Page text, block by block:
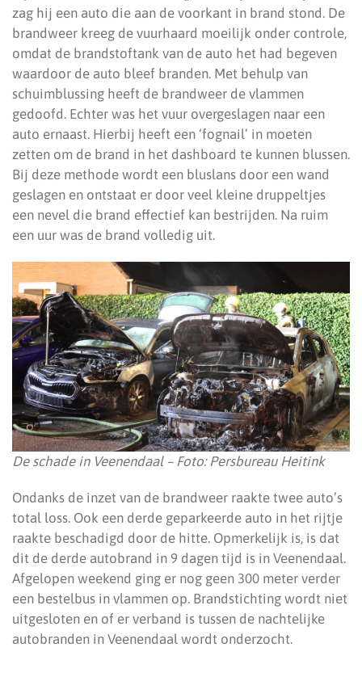
zag hij een auto die aan de voorkant in brand stond. De
brandweer kreeg de vuurhaard moeilijk onder controle,
omdat de brandstoftank van de auto het had begeven
waardoor de auto bleef branden. Met behulp van
schuimblussing heeft de brandweer de vlammen
gedoofd. Echter was het vuur overgeslagen naar een
auto ernaast. Hierbij heeft een ‘fognail’ in moeten
zetten om de brand in het dashboard te kunnen blussen.
Bij deze methode wordt een bluslans door een wand
geslagen en ontstaat er door veel kleine druppeltjes
een nevel die brand effectief kan bestrijden. Na ruim
een uur was de brand volledig uit.
De schade in Veenendaal – Foto: Persbureau Heitink
Ondanks de inzet van de brandweer raakte twee auto’s
total loss. Ook een derde geparkeerde auto in het rijtje
raakte beschadigd door de hitte. Opmerkelijk is, is dat
dit de derde autobrand in 9 dagen tijd is in Veenendaal.
Afgelopen weekend ging er nog geen 300 meter verder
een bestelbus in vlammen op. Brandstichting wordt niet
uitgesloten en of er verband is tussen de nachtelijke
autobranden in Veenendaal wordt onderzocht.